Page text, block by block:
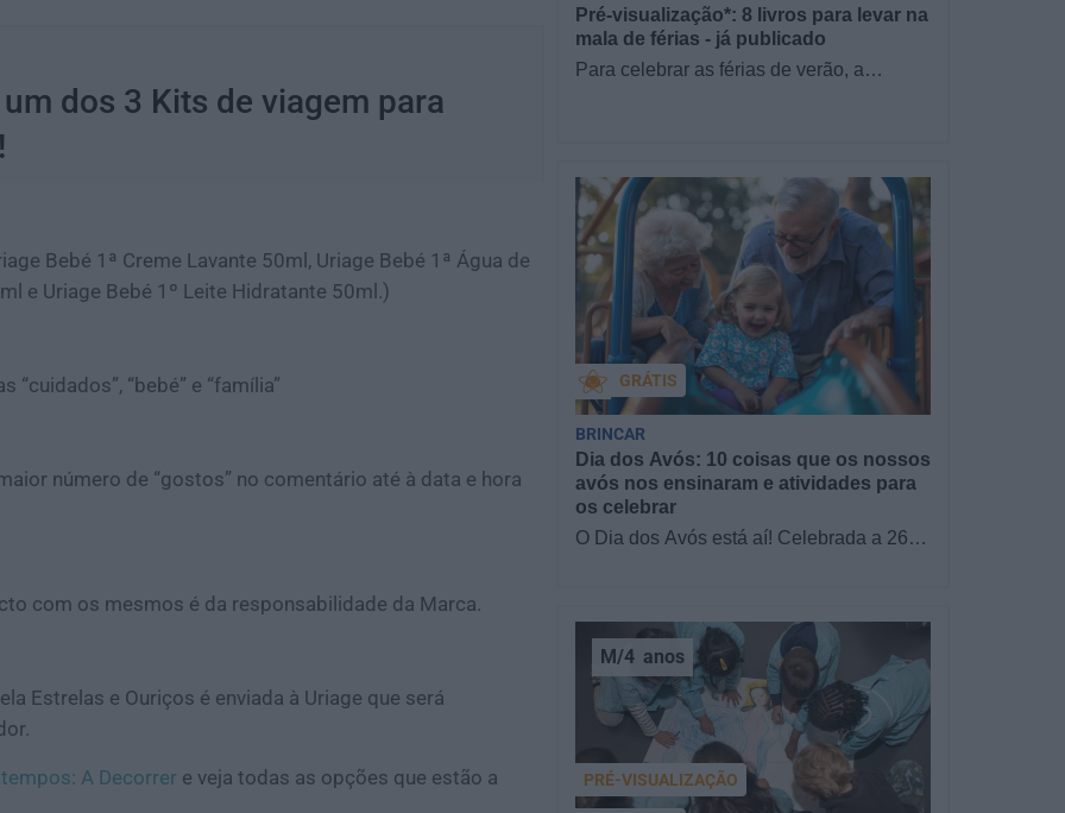
dos 3 Kits de viagem para
Bebé 1ª Creme Lavante 50ml, Uriage Bebé 1ª Água de
e Uriage Bebé 1º Leite Hidratante 50ml.)
“bebé” e “família”
número de “gostos” no comentário até à data e hora
com os mesmos é da responsabilidade da Marca.
Estrelas e Ouriços é enviada à Uriage que será
A Decorrer e veja todas as opções que estão a
Pré-visualização*: 8 livros para levar na
mala de férias - já publicado
Para celebrar as férias de verão, a
Dia dos Avós: 10 coisas que os nossos
avós nos ensinaram e atividades para
os celebrar
O Dia dos Avós está aí! Celebrada a 26
GRÁTIS
BRINCAR
M/4 anos
PRÉ-VISUALIZAÇÃO